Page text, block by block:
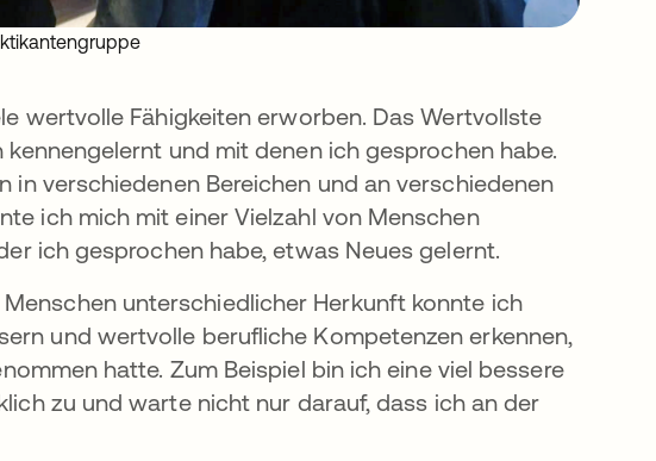
wertvolle Fähigkeiten erworben. Das Wertvollste
und mit denen ich gesprochen habe.
in verschiedenen Bereichen und an verschiedenen
ich mich mit einer Vielzahl von Menschen
ich gesprochen habe, etwas Neues gelernt.
unterschiedlicher Herkunft konnte ich
und wertvolle berufliche Kompetenzen erkennen,
hatte. Zum Beispiel bin ich eine viel bessere
zu und warte nicht nur darauf, dass ich an der